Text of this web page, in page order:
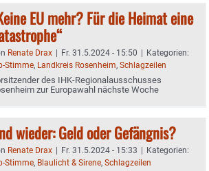
EU mehr? Für die Heimat eine
Renate Drax | Fr. 31.5.2024 - 15:50 | Kategorien:
Stimme, Landkreis Rosenheim, Schlagzeilen
des IHK-Regionalausschusses
zur Europawahl nächste Woche
wieder: Geld oder Gefängnis?
Renate Drax | Fr. 31.5.2024 - 15:33 | Kategorien:
Stimme, Blaulicht & Sirene, Schlagzeilen